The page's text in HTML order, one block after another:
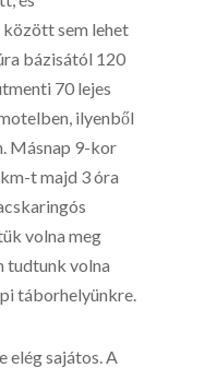
sem lehet
bázisától 120
70 lejes
ilyenből
Másnap 9-kor
t majd 3 óra
volna meg
tudtunk volna
táborhelyünkre.
elég sajátos. A